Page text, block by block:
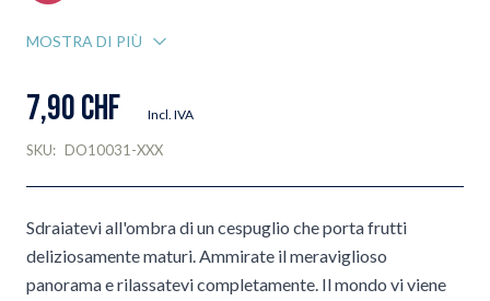
MOSTRA DI PIÙ
7,90 CHF Incl. IVA
SKU: DO10031-XXX
Sdraiatevi all'ombra di un cespuglio che porta frutti
deliziosamente maturi. Ammirate il meraviglioso
panorama e rilassatevi completamente. Il mondo vi viene